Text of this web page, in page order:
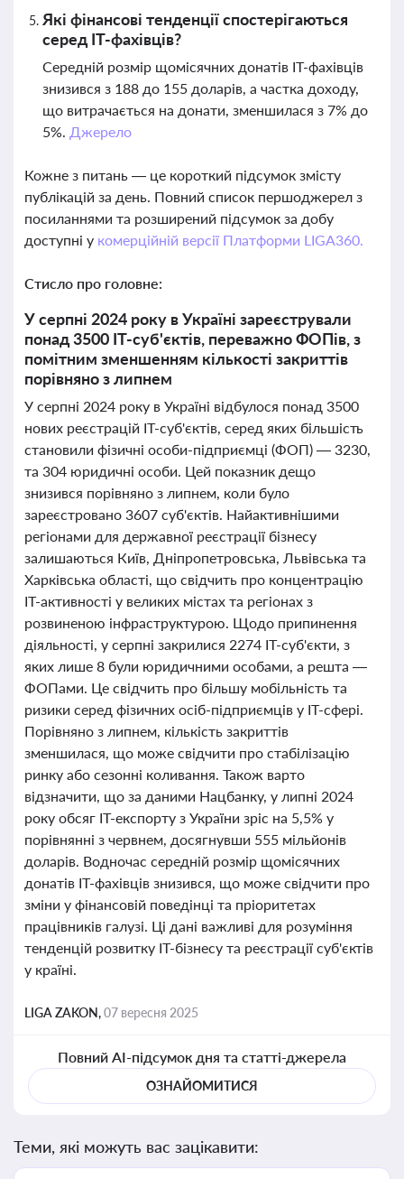
Які фінансові тенденції спостерігаються
серед IT-фахівців?
Середній розмір щомісячних донатів IT-фахівців
знизився з 188 до 155 доларів, а частка доходу,
що витрачається на донати, зменшилася з 7% до
5%. Джерело
Кожне з питань — це короткий підсумок змісту
публікацій за день. Повний список першоджерел з
посиланнями та розширений підсумок за добу
доступні у комерційній версії Платформи LIGA360.
Стисло про головне:
У серпні 2024 року в Україні зареєстрували
понад 3500 IT-суб'єктів, переважно ФОПів, з
помітним зменшенням кількості закриттів
порівняно з липнем
У серпні 2024 року в Україні відбулося понад 3500
нових реєстрацій IT-суб'єктів, серед яких більшість
становили фізичні особи-підприємці (ФОП) — 3230,
та 304 юридичні особи. Цей показник дещо
знизився порівняно з липнем, коли було
зареєстровано 3607 суб'єктів. Найактивнішими
регіонами для державної реєстрації бізнесу
залишаються Київ, Дніпропетровська, Львівська та
Харківська області, що свідчить про концентрацію
IT-активності у великих містах та регіонах з
розвиненою інфраструктурою. Щодо припинення
діяльності, у серпні закрилися 2274 IT-суб'єкти, з
яких лише 8 були юридичними особами, а решта —
ФОПами. Це свідчить про більшу мобільність та
ризики серед фізичних осіб-підприємців у IT-сфері.
Порівняно з липнем, кількість закриттів
зменшилася, що може свідчити про стабілізацію
ринку або сезонні коливання. Також варто
відзначити, що за даними Нацбанку, у липні 2024
року обсяг IT-експорту з України зріс на 5,5% у
порівнянні з червнем, досягнувши 555 мільйонів
доларів. Водночас середній розмір щомісячних
донатів IT-фахівців знизився, що може свідчити про
зміни у фінансовій поведінці та пріоритетах
працівників галузі. Ці дані важливі для розуміння
тенденцій розвитку IT-бізнесу та реєстрації суб'єктів
у країні.
LIGA ZAKON,07 вересня 2025
Повний AI-підсумок дня та статті-джерела
ОЗНАЙОМИТИСЯ
Теми, які можуть вас зацікавити: